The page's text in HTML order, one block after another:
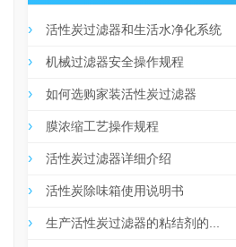
活性炭过滤器和生活水净化系统
机械过滤器安全操作规程
如何选购家装活性炭过滤器
膜浓缩工艺操作规程
活性炭过滤器详细介绍
活性炭除味箱使用说明书
生产活性炭过滤器的粘结剂的...